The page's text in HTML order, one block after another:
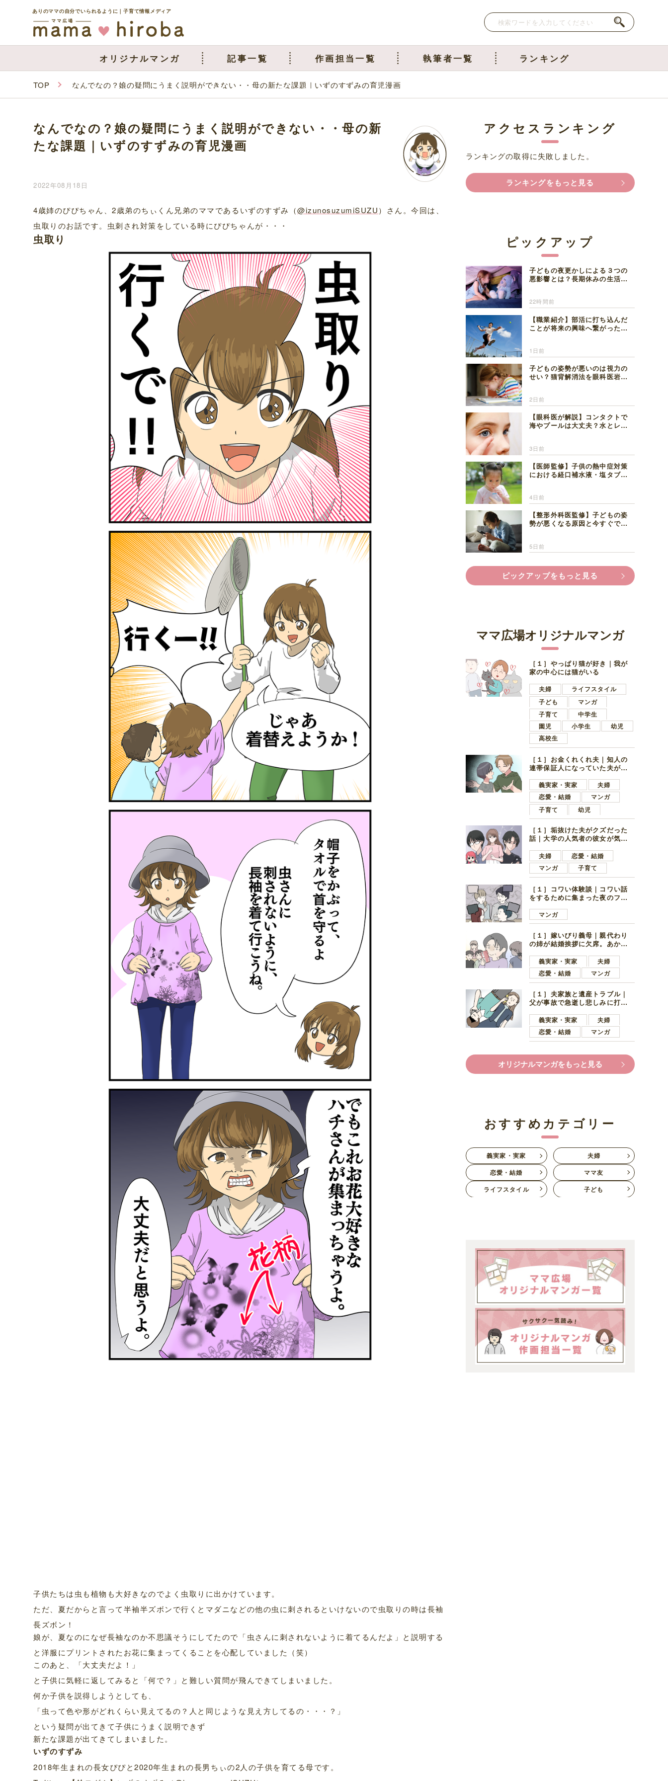
ありのママの自分でいられるように｜子育て情報メディア
オリジナルマンガ 記事一覧 作画担当一覧 執筆者一覧 ランキング
TOP なんでなの？娘の疑問にうまく説明ができない・・母の新たな課題｜いずのすずみの育児漫画
なんでなの？娘の疑問にうまく説明ができない・・母の新
たな課題｜いずのすずみの育児漫画
2022年08月18日
4歳姉のぴぴちゃん、2歳弟のちぃくん兄弟のママであるいずのすずみ（@izunosuzumiSUZU）さん。今回は、
虫取りのお話です。虫刺され対策をしている時にぴぴちゃんが・・・
虫取り
子供たちは虫も植物も大好きなのでよく虫取りに出かけています。
ただ、夏だからと言って半袖半ズボンで行くとマダニなどの他の虫に刺されるといけないので虫取りの時は長袖
長ズボン！
娘が、夏なのになぜ長袖なのか不思議そうにしてたので「虫さんに刺されないように着てるんだよ」と説明する
と洋服にプリントされたお花に集まってくることを心配していました（笑）
このあと、「大丈夫だよ！」
と子供に気軽に返してみると「何で？」と難しい質問が飛んできてしまいました。
何か子供を説得しようとしても、
「虫って色や形がどれくらい見えてるの？人と同じような見え方してるの・・・？」
という疑問が出てきて子供にうまく説明できず
新たな課題が出てきてしまいました。
いずのすずみ
2018年生まれの長女ぴぴと2020年生まれの長男ちぃの2人の子供を育てる母です。
アクセスランキング
ランキングの取得に失敗しました。
ランキングをもっと見る
ピックアップ
子どもの夜更かしによる３つの
悪影響とは？長期休みの生活リ
22時間前
【職業紹介】部活に打ち込んだ
ことが将来の興味へ繋がった。
1日前
子どもの姿勢が悪いのは視力の
せい？猫背解消法を眼科医岩見
2日前
【眼科医が解説】コンタクトで
海やプールは大丈夫？水とレン
3日前
【医師監修】子供の熱中症対策
における経口補水液・塩タブレ
4日前
【整形外科医監修】子どもの姿
勢が悪くなる原因と今すぐでき
5日前
ピックアップをもっと見る
ママ広場オリジナルマンガ
［１］やっぱり猫が好き｜我が
家の中心には猫がいる
夫婦
ライフスタイル
子ども
マンガ
子育て
中学生
園児
小学生
幼児
高校生
［１］お金くれくれ夫｜知人の
連帯保証人になっていた夫が家
言ってきた
義実家・実家
夫婦
恋愛・結婚
マンガ
子育て
幼児
［１］垢抜けた夫がクズだった
話｜大学の人気者の彼女が気に
子学生
夫婦
恋愛・結婚
マンガ
子育て
［１］コワい体験談｜コワい話
をするために集まった夜のファ
好きの男の子ママ
マンガ
［１］嫁いびり義母｜親代わり
の姉が結婚挨拶に欠席。あから
義実家・実家
夫婦
恋愛・結婚
マンガ
［１］夫家族と遺産トラブル｜
父が事故で急逝し悲しみに打ち
ます夫
義実家・実家
夫婦
恋愛・結婚
マンガ
オリジナルマンガをもっと見る
おすすめカテゴリー
義実家・実家
夫婦
恋愛・結婚
ママ友
ライフスタイル
子ども